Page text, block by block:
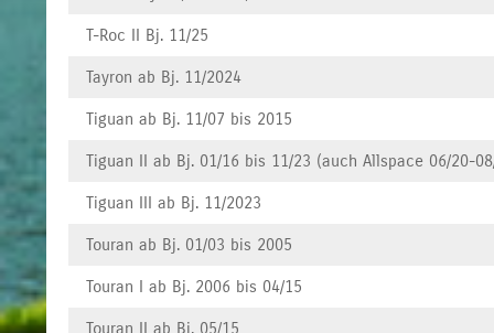
T-Roc II Bj. 11/25
Tayron ab Bj. 11/2024
Tiguan ab Bj. 11/07 bis 2015
Tiguan II ab Bj. 01/16 bis 11/23 (auch Allspace 06/20-
Tiguan III ab Bj. 11/2023
Touran ab Bj. 01/03 bis 2005
Touran I ab Bj. 2006 bis 04/15
Touran II ab Bj. 05/15